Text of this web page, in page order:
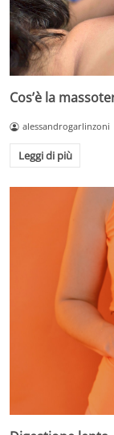
Cos’è la
alessandrogarlinzoni
Leggi di più